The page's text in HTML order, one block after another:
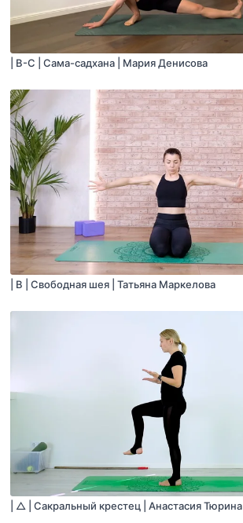
| B-С | Сама-садхана | Мария Денисова
| B | Свободная шея | Татьяна Маркелова
| △ | Сакральный крестец | Анастасия Тюрина